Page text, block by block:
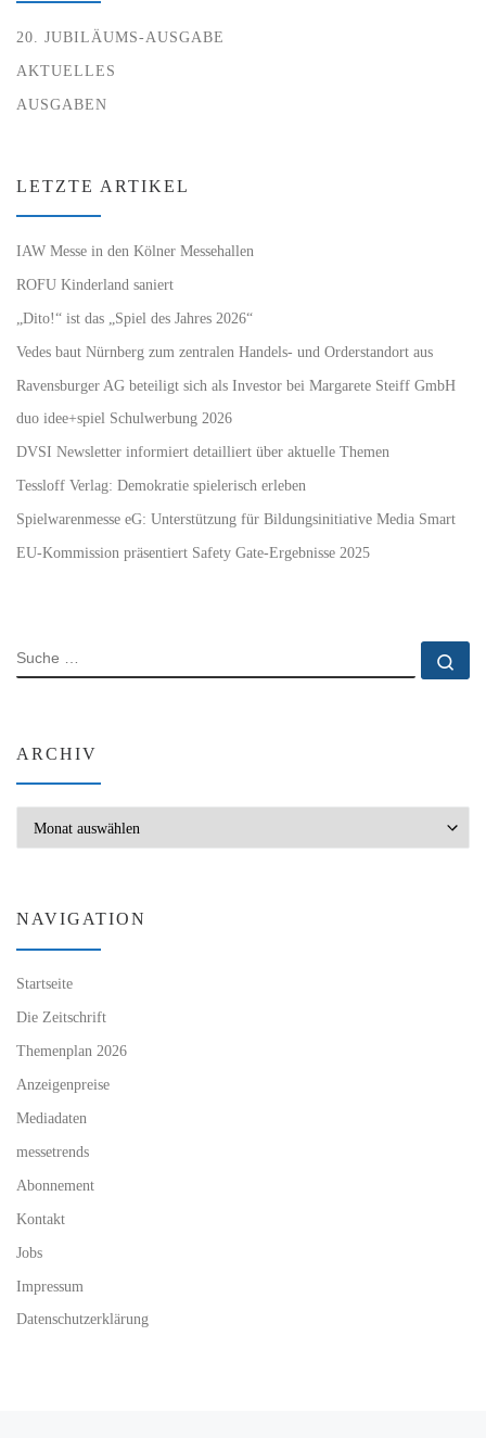
20. JUBILÄUMS-AUSGABE
AKTUELLES
AUSGABEN
LETZTE ARTIKEL
IAW Messe in den Kölner Messehallen
ROFU Kinderland saniert
„Dito!“ ist das „Spiel des Jahres 2026“
Vedes baut Nürnberg zum zentralen Handels- und Orderstandort aus
Ravensburger AG beteiligt sich als Investor bei Margarete Steiff GmbH
duo idee+spiel Schulwerbung 2026
DVSI Newsletter informiert detailliert über aktuelle Themen
Tessloff Verlag: Demokratie spielerisch erleben
Spielwarenmesse eG: Unterstützung für Bildungsinitiative Media Smart
EU-Kommission präsentiert Safety Gate-Ergebnisse 2025
SUCHE
ARCHIV
NAVIGATION
Startseite
Die Zeitschrift
Themenplan 2026
Anzeigenpreise
Mediadaten
messetrends
Abonnement
Kontakt
Jobs
Impressum
Datenschutzerklärung